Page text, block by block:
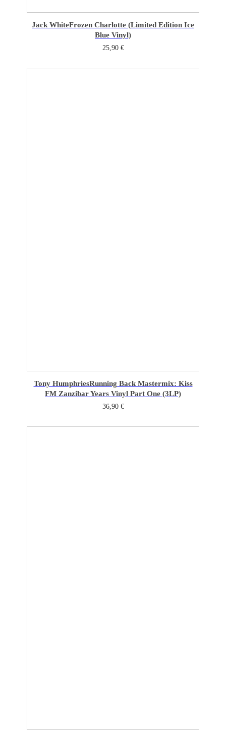
Jack WhiteFrozen Charlotte (Limited Edition Ice
Blue Vinyl)
25,90 €
Tony HumphriesRunning Back Mastermix: Kiss
FM Zanzibar Years Vinyl Part One (3LP)
36,90 €